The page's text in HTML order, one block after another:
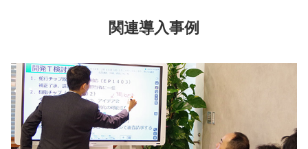
関連導入事例